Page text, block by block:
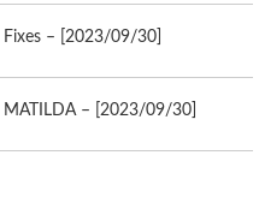
– [2023/09/30]
MATILDA – [2023/09/30]